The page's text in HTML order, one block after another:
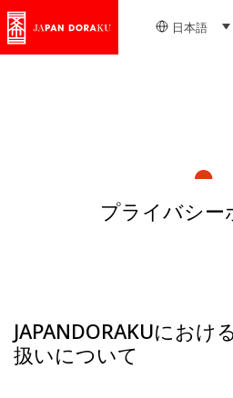
日本語
プライバシー
JAPANDORAKUにおけ
扱いについて